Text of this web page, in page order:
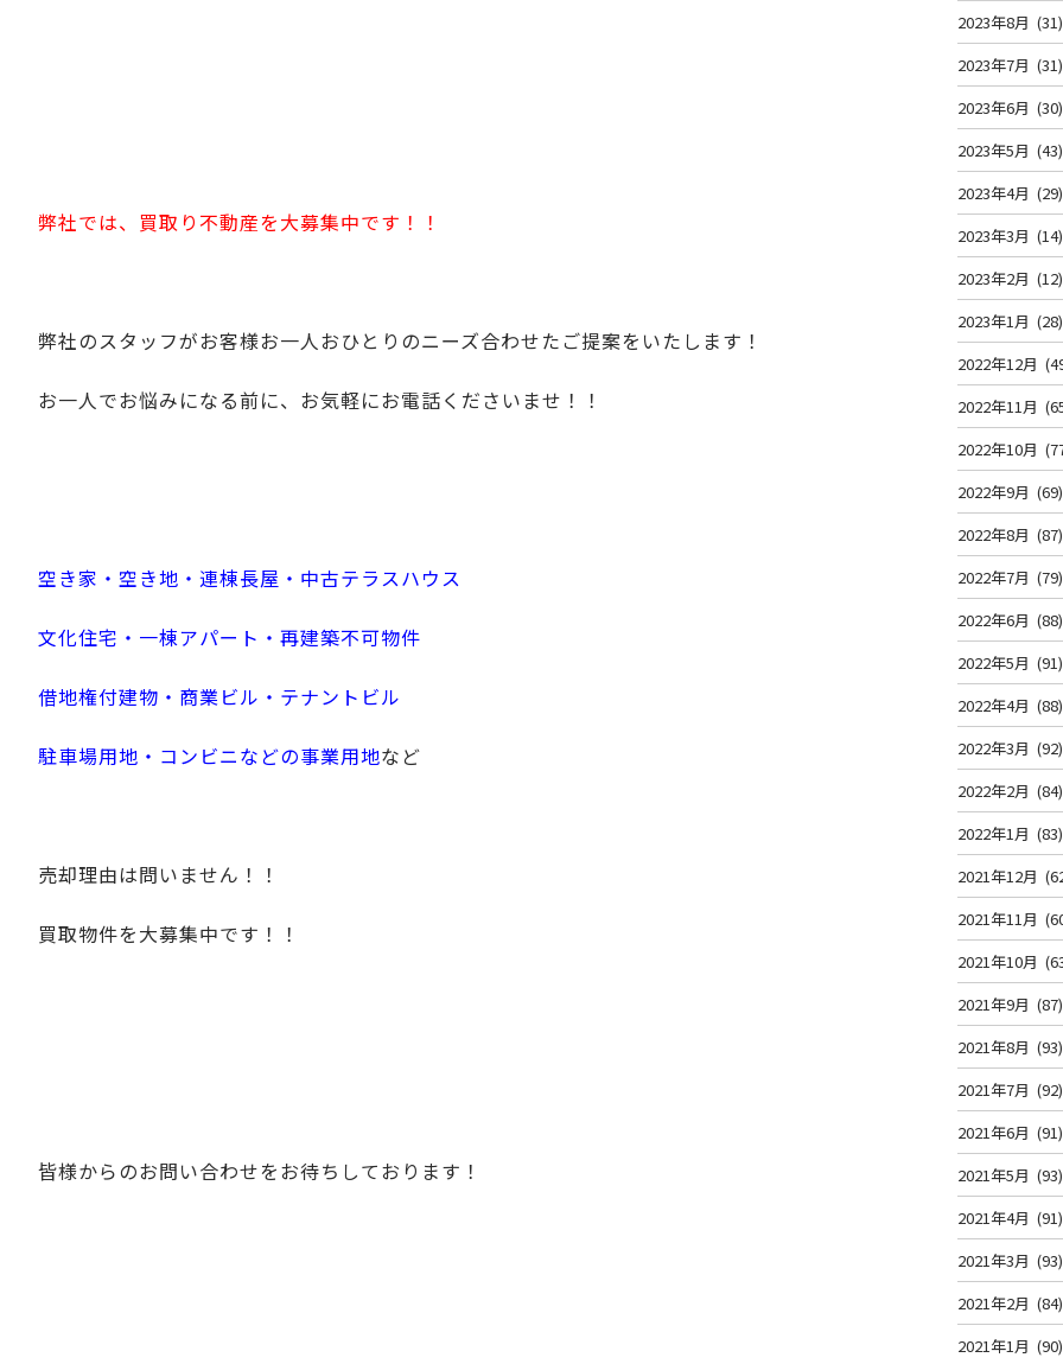
弊社では、買取り不動産を大募集中です！！
弊社のスタッフがお客様お一人おひとりのニーズ合わせたご提案をいたします！
お一人でお悩みになる前に、お気軽にお電話くださいませ！！
空き家・空き地・連棟長屋・中古テラスハウス
文化住宅・一棟アパート・再建築不可物件
借地権付建物・商業ビル・テナントビル
駐車場用地・コンビニなどの事業用地など
売却理由は問いません！！
買取物件を大募集中です！！
皆様からのお問い合わせをお待ちしております！
2023年8月 (31)
2023年7月 (31)
2023年6月 (30)
2023年5月 (43)
2023年4月 (29)
2023年3月 (14)
2023年2月 (12)
2023年1月 (28)
2022年12月
2022年11月
2022年10月
2022年9月 (69)
2022年8月 (87)
2022年7月 (79)
2022年6月 (88)
2022年5月 (91)
2022年4月 (88)
2022年3月 (92)
2022年2月 (84)
2022年1月 (83)
2021年12月
2021年11月
2021年10月
2021年9月 (87)
2021年8月 (93)
2021年7月 (92)
2021年6月 (91)
2021年5月 (93)
2021年4月 (91)
2021年3月 (93)
2021年2月 (84)
2021年1月 (90)